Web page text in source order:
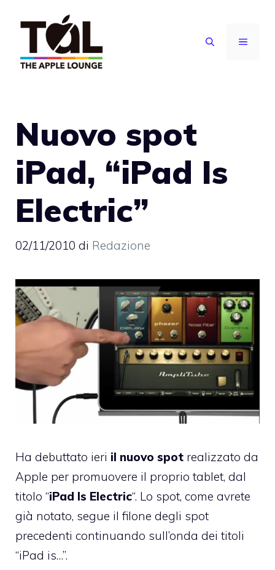
contenuto
MENU
Nuovo spot
iPad, “iPad Is
Electric”
02/11/2010 di Redazione
Ha debuttato ieri il nuovo spot realizzato da
Apple per promuovere il proprio tablet, dal
titolo “iPad Is Electric“. Lo spot, come avrete
già notato, segue il filone degli spot
precedenti continuando sull’onda dei titoli
“iPad is…”.